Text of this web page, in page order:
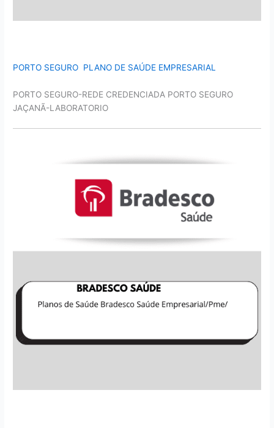
PORTO SEGURO PLANO DE SAÚDE EMPRESARIAL
PORTO SEGURO-REDE CREDENCIADA PORTO SEGURO
JAÇANÃ-LABORATORIO